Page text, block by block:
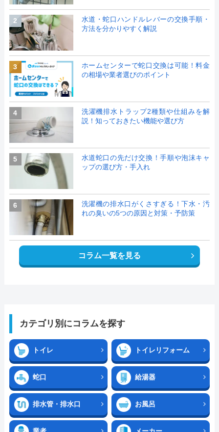
2
水道・蛇口ハンドルレバーの交換手順・
方法を分かりやすく解説
3
ホームセンターで蛇口交換は可能！料金
の相場や業者選びのポイント
4
洗濯機排水トラップ2種類や仕組みを解
説！知っておきたい機能や選び方
5
水道蛇口の先だけ交換！手順や泡沫キャ
ップの選び方・手入れ
6
洗濯機の排水口がくさすぎる！下水・汚
れの臭いの5つの原因と対策・予防策
コラム一覧を見る
カテゴリ別にコラムを探す
トイレ トイレリフォーム
蛇口 給湯器
排水管・排水口 お風呂